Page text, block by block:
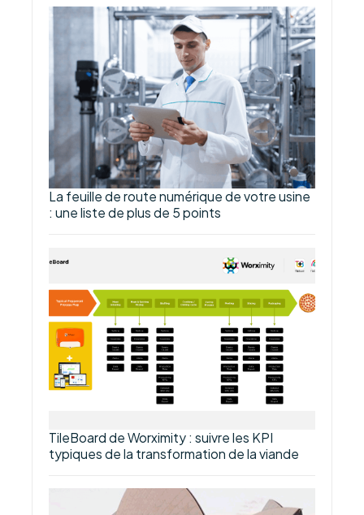
La feuille de route numérique de votre usine
: une liste de plus de 5 points
TileBoard de Worximity : suivre les KPI
typiques de la transformation de la viande